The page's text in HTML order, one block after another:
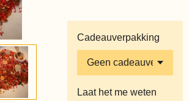
Cadeauverpakking
Laat het me weten